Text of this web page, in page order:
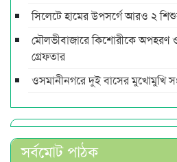
সিলেটে হামের উপসর্গে আরও ২
মৌলভীবাজারে কিশোরীকে অপহরণ
গ্রেফতার
ওসমানীনগরে দুই বাসের মুখোমুখি
সর্বমোট পাঠক